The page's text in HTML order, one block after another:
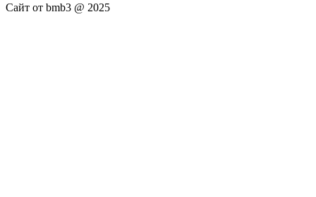
Сайт от bmb3 @ 2025